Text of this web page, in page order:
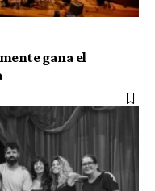
gana el